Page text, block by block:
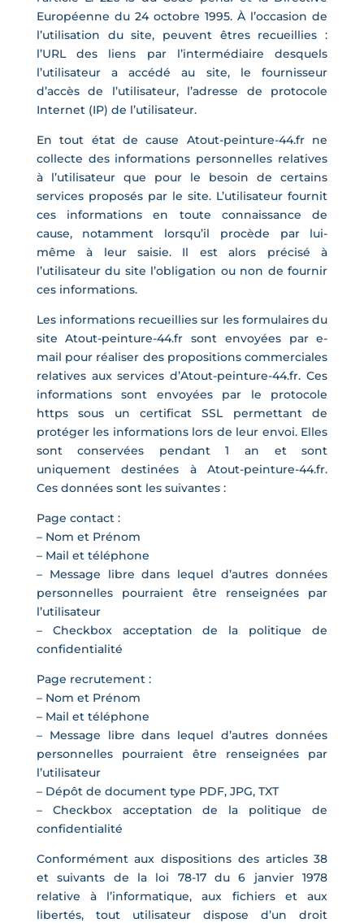
Européenne du 24 octobre 1995. À l’occasion de
l’utilisation du site, peuvent êtres recueillies :
l’URL des liens par l’intermédiaire desquels
l’utilisateur a accédé au site, le fournisseur
d’accès de l’utilisateur, l’adresse de protocole
Internet (IP) de l’utilisateur.
En tout état de cause Atout-peinture-44.fr ne
collecte des informations personnelles relatives
à l’utilisateur que pour le besoin de certains
services proposés par le site. L’utilisateur fournit
ces informations en toute connaissance de
cause, notamment lorsqu’il procède par lui-
même à leur saisie. Il est alors précisé à
l’utilisateur du site l’obligation ou non de fournir
ces informations.
Les informations recueillies sur les formulaires du
site Atout-peinture-44.fr sont envoyées par e-
mail pour réaliser des propositions commerciales
relatives aux services d’Atout-peinture-44.fr. Ces
informations sont envoyées par le protocole
https sous un certificat SSL permettant de
protéger les informations lors de leur envoi. Elles
sont conservées pendant 1 an et sont
uniquement destinées à Atout-peinture-44.fr.
Ces données sont les suivantes :
Page contact :
– Nom et Prénom
– Mail et téléphone
– Message libre dans lequel d’autres données
personnelles pourraient être renseignées par
l’utilisateur
– Checkbox acceptation de la politique de
confidentialité
Page recrutement :
– Nom et Prénom
– Mail et téléphone
– Message libre dans lequel d’autres données
personnelles pourraient être renseignées par
l’utilisateur
– Dépôt de document type PDF, JPG, TXT
– Checkbox acceptation de la politique de
confidentialité
Conformément aux dispositions des articles 38
et suivants de la loi 78-17 du 6 janvier 1978
relative à l’informatique, aux fichiers et aux
libertés, tout utilisateur dispose d’un droit